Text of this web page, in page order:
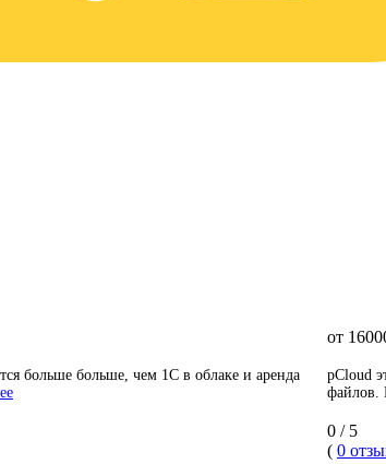
от
больше больше, чем 1С в облаке и аренда
pCloud
файлов.
0 / 5
( 0